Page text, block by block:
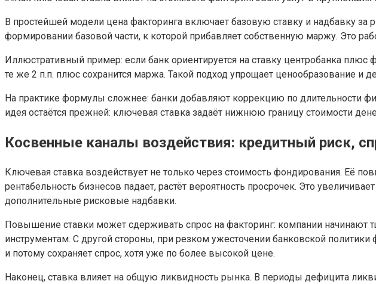
В простейшей модели цена факторинга включает базовую ставку и надбавку
формировании базовой части, к которой прибавляет собственную маржу. Это
Иллюстративный пример: если банк ориентируется на ставку центробанка плюс
те же 2 п.п. плюс сохранится маржа. Такой подход упрощает ценообразование и
На практике формулы сложнее: банки добавляют коррекцию по длительности
идея остаётся прежней: ключевая ставка задаёт нижнюю границу стоимости
Косвенные каналы воздействия: кредитный риск,
Ключевая ставка воздействует не только через стоимость фондирования. Её
рентабельность бизнесов падает, растёт вероятность просрочек. Это
дополнительные рисковые надбавки.
Повышение ставки может сдерживать спрос на факторинг: компании
инструментам. С другой стороны, при резком ужесточении банковской
и потому сохраняет спрос, хотя уже по более высокой цене.
Наконец, ставка влияет на общую ликвидность рынка. В периоды дефицита